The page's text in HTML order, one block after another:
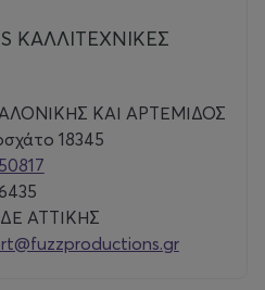
ΚΑΛΛΙΤΕΧΝΙΚΕΣ
ΚΑΙ ΑΡΤΕΜΙΔΟΣ
18345
ΑΤΤΙΚΗΣ